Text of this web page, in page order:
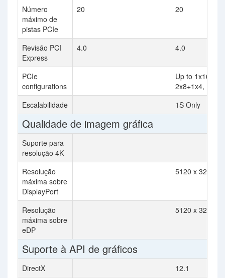
Número
máximo de
pistas PCIe
20 20
Revisão PCI
Express
4.0 4.0
PCIe
configurations
Up to
2x8+1x4,
Escalabilidade
1S Only
Qualidade de imagem gráfica
Suporte para
resolução 4K
Resolução
máxima sobre
DisplayPort
5120 x 3200
Resolução
máxima sobre
eDP
5120 x 3200
Suporte à API de gráficos
DirectX 12.1